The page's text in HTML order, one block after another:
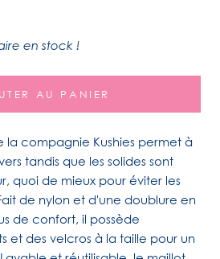
en stock !
AU PANIER
la compagnie Kushies permet à
tandis que les solides sont
quoi de mieux pour éviter les
de nylon et d'une doublure en
de confort, il possède
et des velcros à la taille pour un